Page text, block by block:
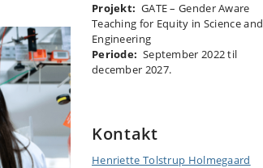
Projekt: GATE – Gender Aware
Teaching for Equity in Science and
Engineering
Periode: September 2022 til
december 2027.
Kontakt
Henriette Tolstrup Holmegaard